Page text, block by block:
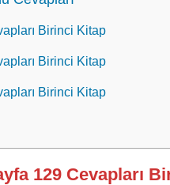
Birinci Kitap
Birinci Kitap
Birinci Kitap
129 Cevapları